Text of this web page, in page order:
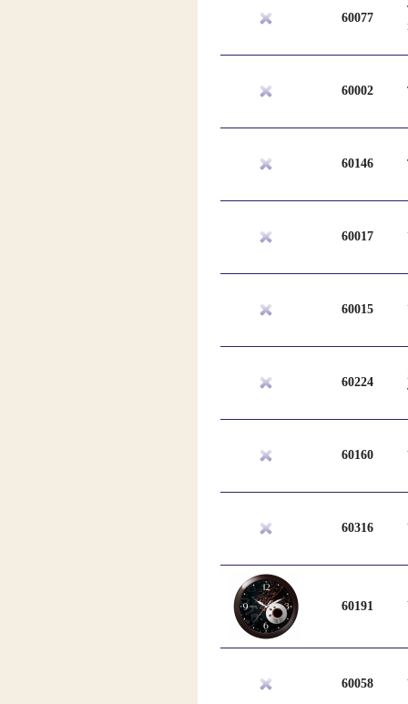
60077
60002
60146
60017
60015
60224
60160
60316
60191
60058